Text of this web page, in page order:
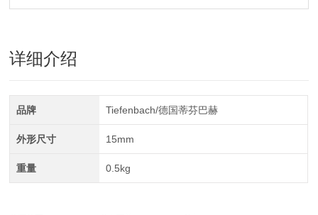
详细介绍
品牌 Tiefenbach/德国蒂芬巴赫
外形尺寸 15mm
重量 0.5kg